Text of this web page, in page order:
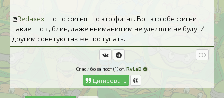
@Redaxex, шо то фигня, шо это фигня. Вот это обе фигни
такие, шо я, блин, даже внимания им не уделял и не буду. И
другим советую так же поступать.
Спасибо за пост (1) от:RvLaD
Цитировать